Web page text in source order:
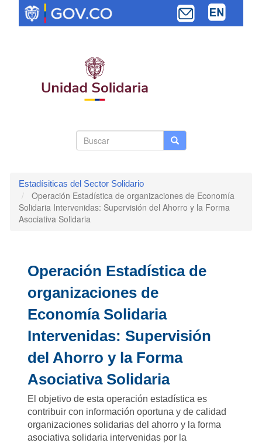
contenido
Buscar Buscar
Estadísiticas del Sector Solidario
Operación Estadística de organizaciones de Economía
Solidaria Intervenidas: Supervisión del Ahorro y la Forma
Asociativa Solidaria
Operación Estadística de
organizaciones de
Economía Solidaria
Intervenidas: Supervisión
del Ahorro y la Forma
Asociativa Solidaria
El objetivo de esta operación estadística es
contribuir con información oportuna y de calidad
organizaciones solidarias del ahorro y la forma
asociativa solidaria intervenidas por la